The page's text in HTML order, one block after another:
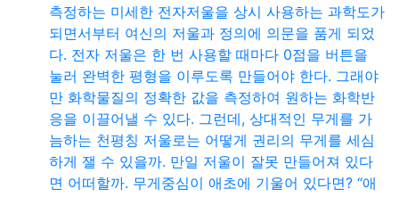
측정하는 미세한 전자저울을 상시 사용하는 과학도가
되면서부터 여신의 저울과 정의에 의문을 품게 되었
다. 전자 저울은 한 번 사용할 때마다 0점을 버튼을
눌러 완벽한 평형을 이루도록 만들어야 한다. 그래야
만 화학물질의 정확한 값을 측정하여 원하는 화학반
응을 이끌어낼 수 있다. 그런데, 상대적인 무게를 가
늠하는 천평칭 저울로는 어떻게 권리의 무게를 세심
하게 잴 수 있을까. 만일 저울이 잘못 만들어져 있다
면 어떠할까. 무게중심이 애초에 기울어 있다면? “애